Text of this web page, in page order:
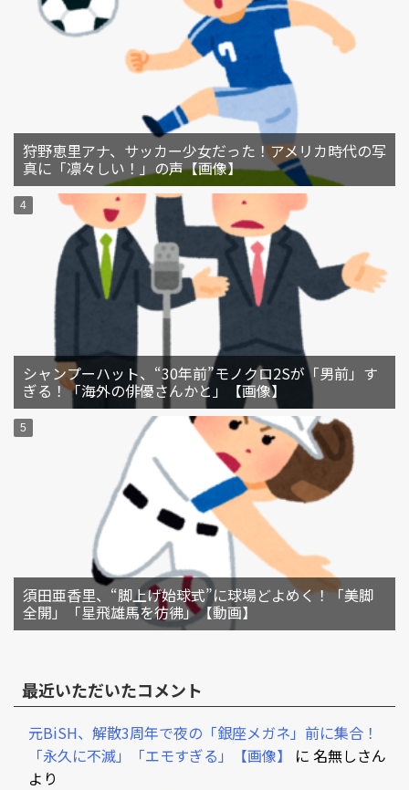
狩野恵里アナ、サッカー少女だった！アメリカ時代の写
真に「凛々しい！」の声【画像】
シャンプーハット、“30年前”モノクロ2Sが「男前」す
ぎる！「海外の俳優さんかと」【画像】
須田亜香里、“脚上げ始球式”に球場どよめく！「美脚
全開」「星飛雄馬を彷彿」【動画】
最近いただいたコメント
元BiSH、解散3周年で夜の「銀座メガネ」前に集合！
「永久に不滅」「エモすぎる」【画像】
に 名無しさん
より